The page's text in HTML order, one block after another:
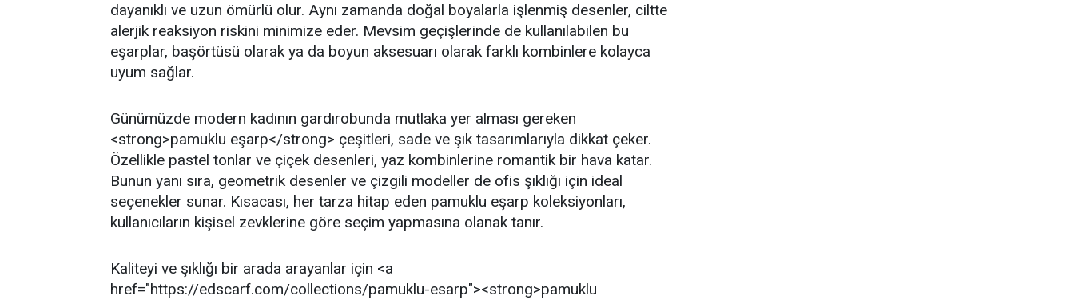
dayanıklı ve uzun ömürlü olur. Aynı zamanda doğal boyalarla işlenmiş desenler, ciltte
alerjik reaksiyon riskini minimize eder. Mevsim geçişlerinde de kullanılabilen bu
eşarplar, başörtüsü olarak ya da boyun aksesuarı olarak farklı kombinlere kolayca
uyum sağlar.
Günümüzde modern kadının gardırobunda mutlaka yer alması gereken
<strong>pamuklu eşarp</strong> çeşitleri, sade ve şık tasarımlarıyla dikkat çeker.
Özellikle pastel tonlar ve çiçek desenleri, yaz kombinlerine romantik bir hava katar.
Bunun yanı sıra, geometrik desenler ve çizgili modeller de ofis şıklığı için ideal
seçenekler sunar. Kısacası, her tarza hitap eden pamuklu eşarp koleksiyonları,
kullanıcıların kişisel zevklerine göre seçim yapmasına olanak tanır.
Kaliteyi ve şıklığı bir arada arayanlar için <a
href="https://edscarf.com/collections/pamuklu-esarp"><strong>pamuklu